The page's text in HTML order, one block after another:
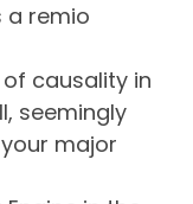
remio
causality in
seemingly
major